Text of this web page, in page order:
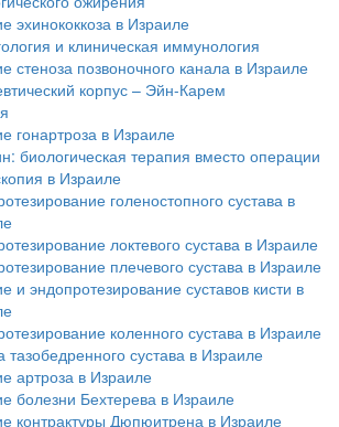
эхинококкоза в Израиле
и клиническая иммунология
стеноза позвоночного канала в Израиле
корпус – Эйн-Карем
гонартроза в Израиле
биологическая терапия вместо операции
в Израиле
голеностопного сустава в
локтевого сустава в Израиле
плечевого сустава в Израиле
и эндопротезирование суставов кисти в
коленного сустава в Израиле
тазобедренного сустава в Израиле
артроза в Израиле
болезни Бехтерева в Израиле
контрактуры Дюпюитрена в Израиле